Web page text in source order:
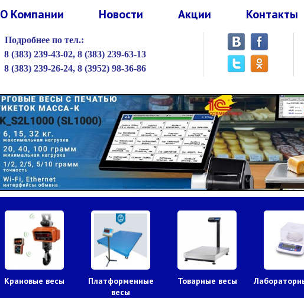
О Компании Новости Акции Контакты
Подробнее по тел.:
8 (383) 239-43-02, 8 (383) 239-63-13
8 (383) 239-26-24, 8 (3952) 98-36-86
Крановые весы
Платформенные
весы
Товарные весы